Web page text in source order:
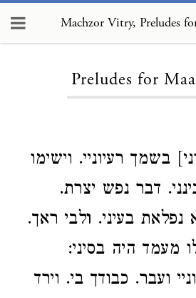
Preludes for
בשמך רעיוניי. וישימו
דבר נפש יצרת.
נפלאת בעיני. ולבי ראך.
מעמד היה בסיני:
ועבר. כבודך בי. וירד